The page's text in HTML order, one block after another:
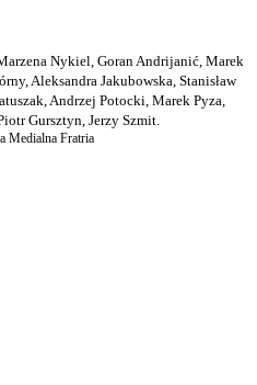
Nykiel, Goran Andrijanić, Marek
Aleksandra Jakubowska, Stanisław
Andrzej Potocki, Marek Pyza,
Gursztyn, Jerzy Szmit.
Medialna Fratria